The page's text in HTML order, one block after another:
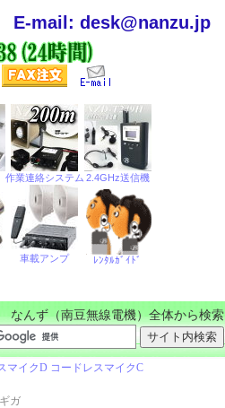
E-mail: desk@nanzu.jp
なんず（南豆無線電機）全体から検索
ガ